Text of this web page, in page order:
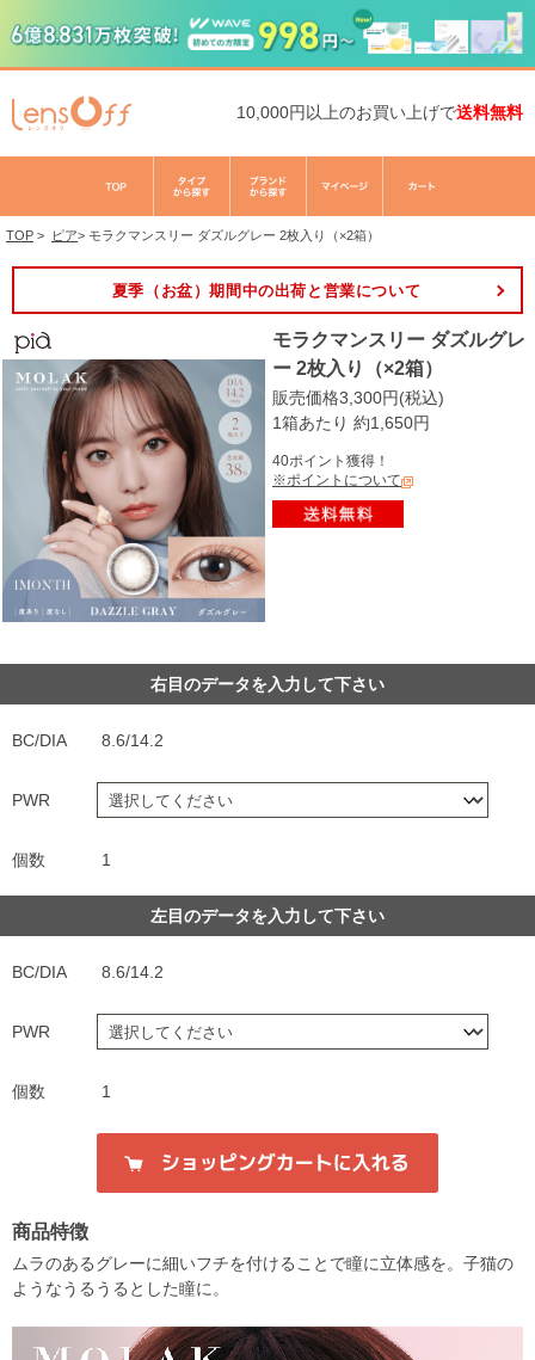
10,000円以上のお買い上げで送料無料
TOP > ピア> モラクマンスリー ダズルグレー 2枚入り（×2箱）
夏季（お盆）期間中の出荷と営業について
モラクマンスリー ダズルグレ
ー 2枚入り（×2箱）
販売価格3,300円(税込)
1箱あたり 約1,650円
40ポイント獲得！
※ポイントについて
右目のデータを入力して下さい
BC/DIA 8.6/14.2
PWR
個数 1
左目のデータを入力して下さい
BC/DIA 8.6/14.2
PWR
個数 1
商品特徴
ムラのあるグレーに細いフチを付けることで瞳に立体感を。子猫の
ようなうるうるとした瞳に。